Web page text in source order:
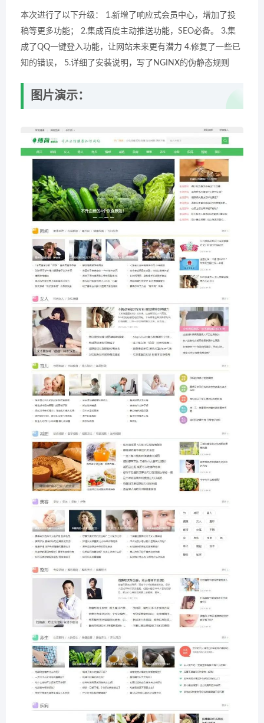
本次进行了以下升级： 1.新增了响应式会员中心，增加了投
稿等更多功能； 2.集成百度主动推送功能，SEO必备。 3.集
成了QQ一键登入功能，让网站未来更有潜力 4.修复了一些已
知的错误， 5.详细了安装说明，写了NGINX的伪静态规则
图片演示：